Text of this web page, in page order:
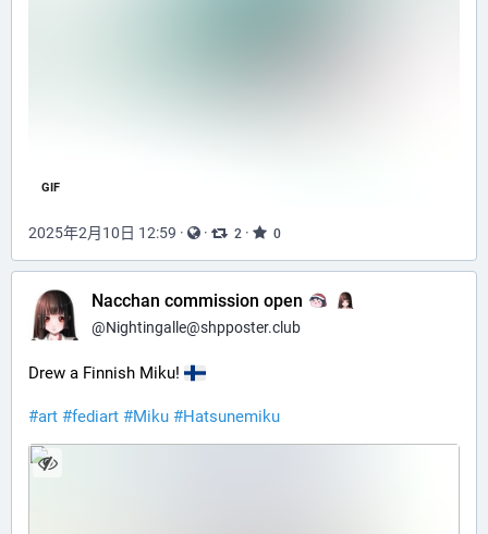
GIF
2025年2月10日 12:59 · · 2 · 0
Nacchan commission open
@Nightingalle@shpposter.club
Drew a Finnish Miku!
#art #fediart #Miku #Hatsunemiku